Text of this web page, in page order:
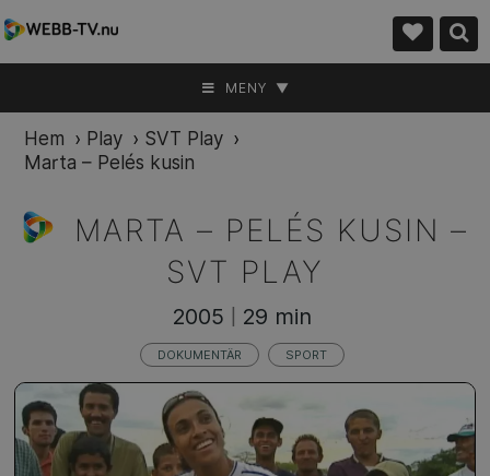
MENY ▼
Hem › Play › SVT Play ›
Marta – Pelés kusin
MARTA – PELÉS KUSIN –
SVT PLAY
2005 29 min
DOKUMENTÄR SPORT